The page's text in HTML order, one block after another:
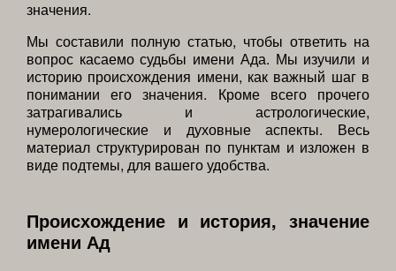
значения.
Мы составили полную статью, чтобы ответить на
вопрос касаемо судьбы имени Ада. Мы изучили и
историю происхождения имени, как важный шаг в
понимании его значения. Кроме всего прочего
затрагивались и астрологические,
нумерологические и духовные аспекты. Весь
материал структурирован по пунктам и изложен в
виде подтемы, для вашего удобства.
Происхождение и история, значение
имени Ад